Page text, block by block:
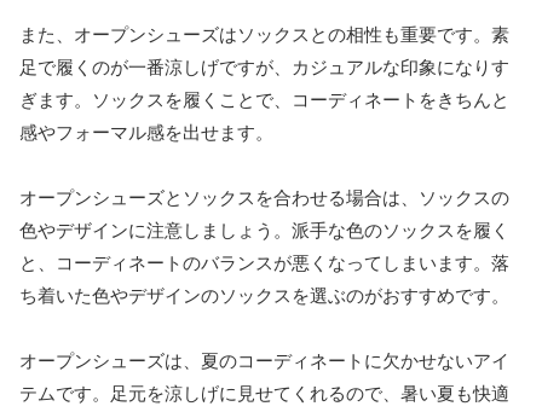
また、オープンシューズはソックスとの相性も重要です。素
足で履くのが一番涼しげですが、カジュアルな印象になりす
ぎます。ソックスを履くことで、コーディネートをきちんと
感やフォーマル感を出せます。
オープンシューズとソックスを合わせる場合は、ソックスの
色やデザインに注意しましょう。派手な色のソックスを履く
と、コーディネートのバランスが悪くなってしまいます。落
ち着いた色やデザインのソックスを選ぶのがおすすめです。
オープンシューズは、夏のコーディネートに欠かせないアイ
テムです。足元を涼しげに見せてくれるので、暑い夏も快適